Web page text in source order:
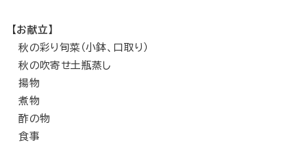
【お献立】
秋の彩り旬菜（小鉢、口取り）
秋の吹寄せ土瓶蒸し
揚物
煮物
酢の物
食事